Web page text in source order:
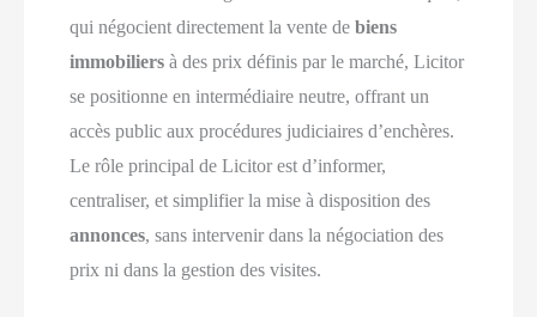
qui négocient directement la vente debiens
immobiliers à des prix définis par le marché, Licitor
se positionne en intermédiaire neutre, offrant un
accès public aux procédures judiciaires d’enchères.
Le rôle principal de Licitor est d’informer,
centraliser, et simplifier la mise à disposition des
annonces, sans intervenir dans la négociation des
prix ni dans la gestion des visites.